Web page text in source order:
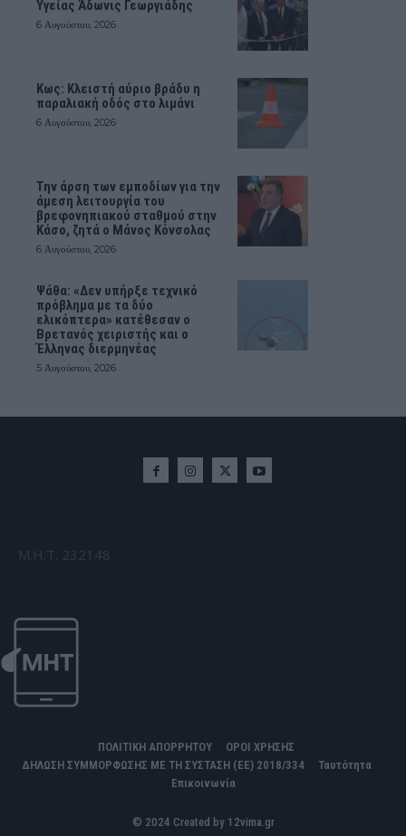
Υγείας Άδωνις Γεωργιάδης
6 Αυγούστου, 2026
Κως: Κλειστή αύριο βράδυ η
παραλιακή οδός στο λιμάνι
6 Αυγούστου, 2026
Την άρση των εμποδίων για την
άμεση λειτουργία του
βρεφονηπιακού σταθμού στην
Κάσο, ζητά ο Μάνος Κόνσολας
6 Αυγούστου, 2026
Ψάθα: «Δεν υπήρξε τεχνικό
πρόβλημα με τα δύο
ελικόπτερα» κατέθεσαν ο
Βρετανός χειριστής και ο
Έλληνας διερμηνέας
5 Αυγούστου, 2026
Μ.Η.Τ. 232148
ΠΟΛΙΤΙΚΗ ΑΠΟΡΡΗΤΟΥ
ΟΡΟΙ ΧΡΗΣΗΣ
ΔΗΛΩΣΗ ΣΥΜΜΟΡΦΩΣΗΣ ΜΕ ΤΗ ΣΥΣΤΑΣΗ (ΕΕ) 2018/334
Ταυτότητα
Επικοινωνία
© 2024 Created by 12vima.gr